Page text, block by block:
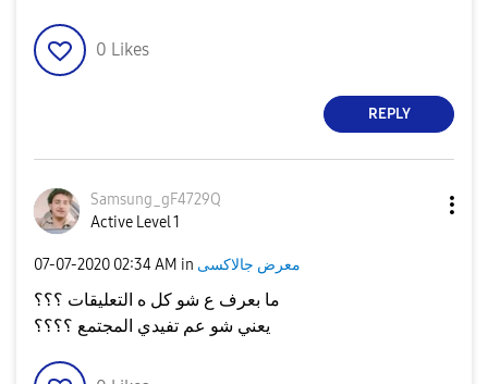
0 Likes
REPLY
Samsung_gF4729Q
Active Level 1
‎07-07-2020 02:34 AM in معرض جالاكسى
ما بعرف ع شو كل ه التعليقات ؟؟؟
يعني شو عم تفيدي المجتمع ؟؟؟؟